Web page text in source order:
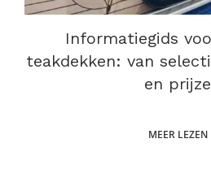
Informatiegids
teakdekken: van
en
MEER LEZEN